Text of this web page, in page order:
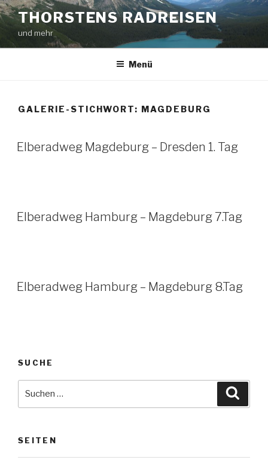
Zum
Inhalt
springen
THORSTENS RADREISEN
und mehr
Menü
GALERIE-STICHWORT: MAGDEBURG
Elberadweg Magdeburg – Dresden 1. Tag
Elberadweg Hamburg – Magdeburg 7.Tag
Elberadweg Hamburg – Magdeburg 8.Tag
SUCHE
SEITEN